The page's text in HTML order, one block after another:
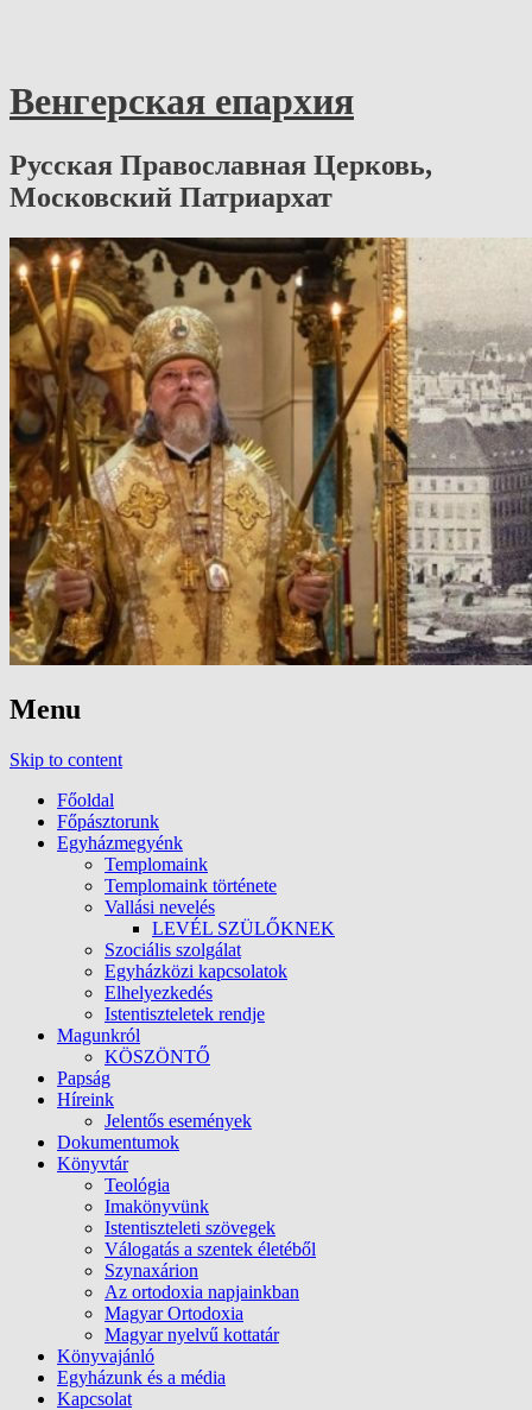
Венгерская епархия
Русская Православная Церковь,
Московский Патриархат
Menu
Skip to content
Főoldal
Főpásztorunk
Egyházmegyénk
Templomaink
Templomaink története
Vallási nevelés
LEVÉL SZÜLŐKNEK
Szociális szolgálat
Egyházközi kapcsolatok
Elhelyezkedés
Istentiszteletek rendje
Magunkról
KÖSZÖNTŐ
Papság
Híreink
Jelentős események
Dokumentumok
Könyvtár
Teológia
Imakönyvünk
Istentiszteleti szövegek
Válogatás a szentek életéből
Szynaxárion
Az ortodoxia napjainkban
Magyar Ortodoxia
Magyar nyelvű kottatár
Könyvajánló
Egyházunk és a média
Kapcsolat